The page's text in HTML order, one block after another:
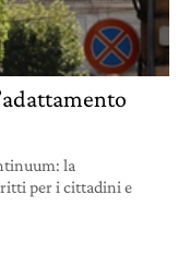
la
per i cittadini e